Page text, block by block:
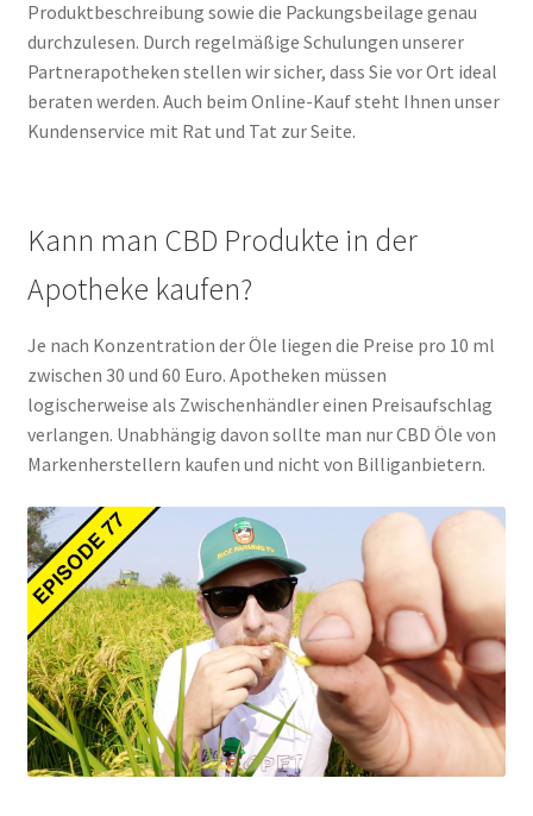
Produktbeschreibung sowie die Packungsbeilage genau
durchzulesen. Durch regelmäßige Schulungen unserer
Partnerapotheken stellen wir sicher, dass Sie vor Ort ideal
beraten werden. Auch beim Online-Kauf steht Ihnen unser
Kundenservice mit Rat und Tat zur Seite.
Kann man CBD Produkte in der
Apotheke kaufen?
Je nach Konzentration der Öle liegen die Preise pro 10 ml
zwischen 30 und 60 Euro. Apotheken müssen
logischerweise als Zwischenhändler einen Preisaufschlag
verlangen. Unabhängig davon sollte man nur CBD Öle von
Markenherstellern kaufen und nicht von Billiganbietern.